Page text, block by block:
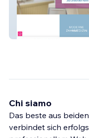
Zahnarzt Leipzig
Chi siamo
Das beste aus
verbindet sich